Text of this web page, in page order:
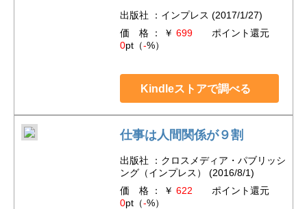
出版社 ：インプレス (2017/1/27)
価 格 ： ￥ 699ポイント還元
0pt（-%）
Kindleストアで調べる
仕事は人間関係が９割
出版社 ：クロスメディア・パブリッシ
ング（インプレス） (2016/8/1)
価 格 ： ￥ 622 ポイント還元
0pt（-%）